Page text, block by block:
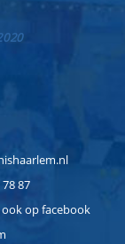
87
op facebook